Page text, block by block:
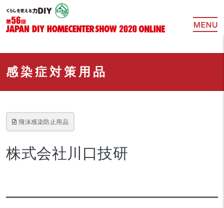
感染症対策用品
飛沫感染防止用品
株式会社川口技研